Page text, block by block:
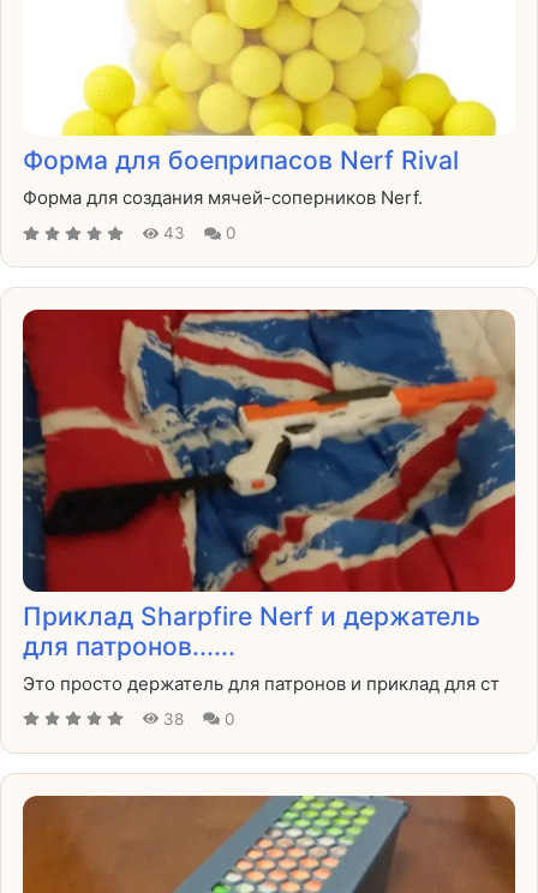
Форма для боеприпасов Nerf Rival
Форма для создания мячей-соперников Nerf.
43 0
Приклад Sharpfire Nerf и держатель
для патронов......
Это просто держатель для патронов и приклад для ст
38 0